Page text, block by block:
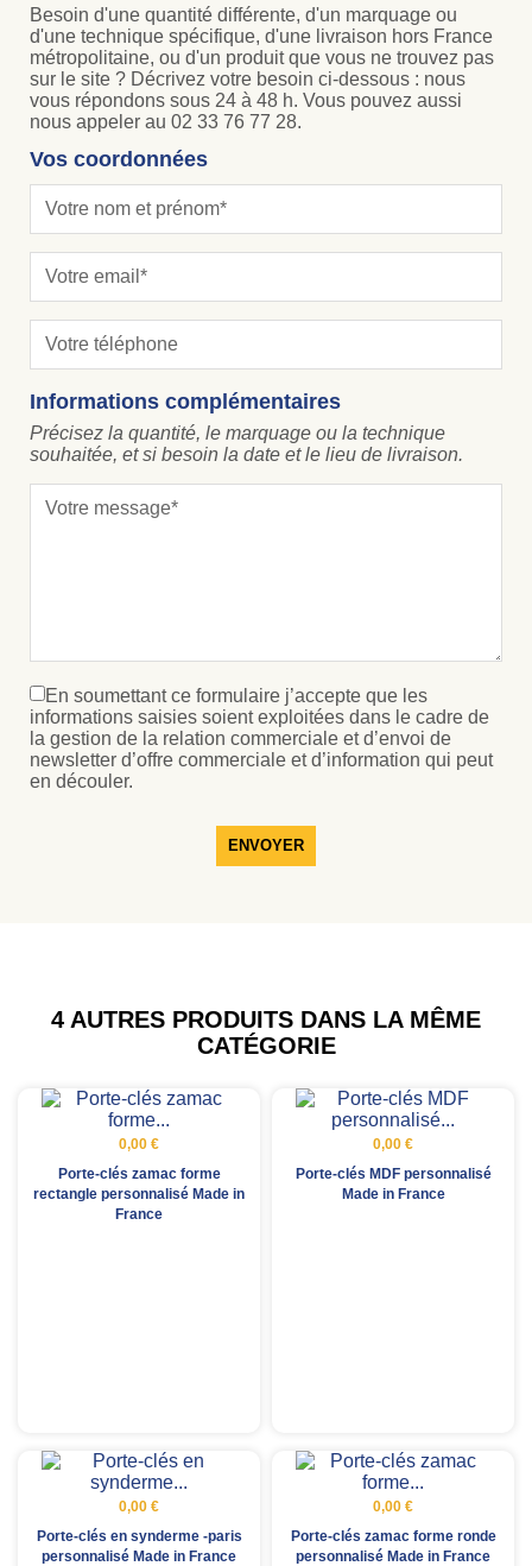
Besoin d'une quantité différente, d'un marquage ou
d'une technique spécifique, d'une livraison hors France
métropolitaine, ou d'un produit que vous ne trouvez pas
sur le site ? Décrivez votre besoin ci-dessous : nous
vous répondons sous 24 à 48 h. Vous pouvez aussi
nous appeler au 02 33 76 77 28.
Vos coordonnées
Informations complémentaires
Précisez la quantité, le marquage ou la technique
souhaitée, et si besoin la date et le lieu de livraison.
En soumettant ce formulaire j’accepte que les
informations saisies soient exploitées dans le cadre de
la gestion de la relation commerciale et d’envoi de
newsletter d’offre commerciale et d’information qui peut
en découler.
ENVOYER
4 AUTRES PRODUITS DANS LA MÊME
CATÉGORIE
0,00 €
Porte-clés zamac forme
rectangle personnalisé Made in
France
0,00 €
Porte-clés MDF personnalisé
Made in France
0,00 €
Porte-clés en synderme -paris
personnalisé Made in France
0,00 €
Porte-clés zamac forme ronde
personnalisé Made in France